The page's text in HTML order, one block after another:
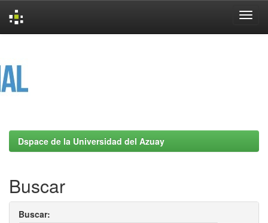
Dspace de la Universidad del Azuay
Buscar
Buscar: